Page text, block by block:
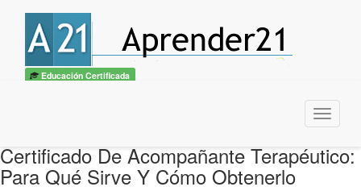
Educación Certificada
Menu
Certificado De Acompañante Terapéutico:
Para Qué Sirve Y Cómo Obtenerlo